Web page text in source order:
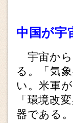
中国が宇
宇宙から
る。「気
い。米軍
「環境改
器である。